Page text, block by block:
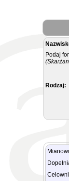
Podaj
Rodzaj: